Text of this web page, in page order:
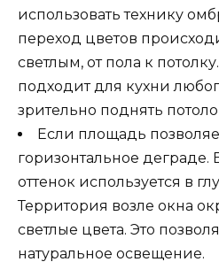
использовать технику
переход цветов
светлым, от пола к
подходит для кухни
зрительно поднять
Если площадь
горизонтальное деграде.
оттенок используется в
Территория возле окна
светлые цвета. Это
натуральное освещение.